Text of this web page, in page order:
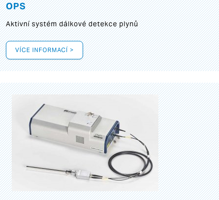
OPS
Aktivní systém dálkové detekce plynů
VÍCE INFORMACÍ >